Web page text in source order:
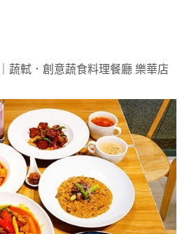
蔬軾．創意蔬食料理餐廳 樂華店